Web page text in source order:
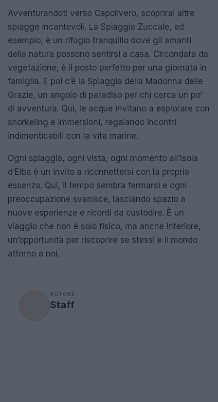
Avventurandoti verso Capolivero, scoprirai altre
spiagge incantevoli. La Spiaggia Zuccale, ad
esempio, è un rifugio tranquillo dove gli amanti
della natura possono sentirsi a casa. Circondata da
vegetazione, è il posto perfetto per una giornata in
famiglia. E poi c’è la Spiaggia della Madonna delle
Grazie, un angolo di paradiso per chi cerca un po’
di avventura. Qui, le acque invitano a esplorare con
snorkeling e immersioni, regalando incontri
indimenticabili con la vita marine.
Ogni spiaggia, ogni vista, ogni momento all’Isola
d’Elba è un invito a riconnettersi con la propria
essenza. Qui, il tempo sembra fermarsi e ogni
preoccupazione svanisce, lasciando spazio a
nuove esperienze e ricordi da custodire. È un
viaggio che non è solo fisico, ma anche interiore,
un’opportunità per riscoprire se stessi e il mondo
attorno a noi.
AUTORE
Staff